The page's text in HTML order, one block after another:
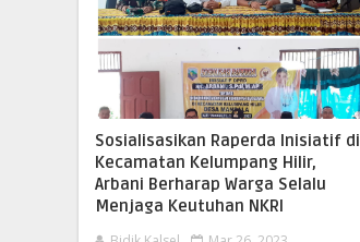
Sosialisasikan Raperda Inisiatif di
Kecamatan Kelumpang Hilir,
Arbani Berharap Warga Selalu
Menjaga Keutuhan NKRI